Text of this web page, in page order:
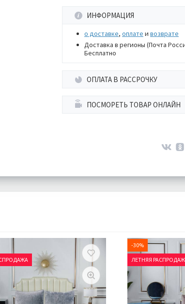
ИНФОРМАЦИЯ
о доставке, оплате и возврате
Доставка в регионы (Почта
Бесплатно
ОПЛАТА В РАССРОЧКУ
ПОСМОРЕТЬ ТОВАР ОНЛАЙН
-30%
ЛЕТНЯЯ